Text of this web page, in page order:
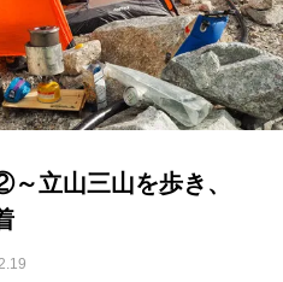
立山三山を歩き、